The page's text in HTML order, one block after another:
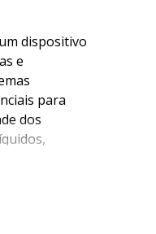
dispositivo
e
para
dos
como